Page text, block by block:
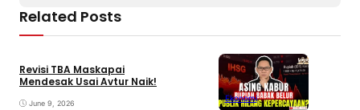
Related Posts
Revisi TBA Maskapai
Mendesak Usai Avtur Naik!
June 9, 2026
Ekonomi